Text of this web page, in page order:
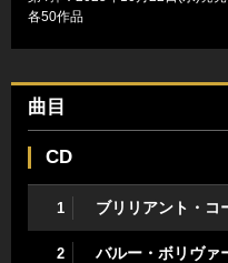
各50作品
曲目
CD
1 ブリリアント・コ
2 バルー・ボリヴァ